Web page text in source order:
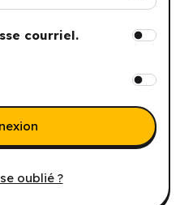
courriel.
oublié ?